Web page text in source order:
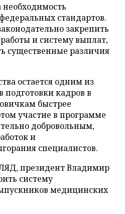
стандартов.
закрепить
и систему выплат,
существенные различия
остается одним из
подготовки кадров в
быстрее
участие в программе
добровольным,
и
специалистов.
президент Владимир
систему
медицинских